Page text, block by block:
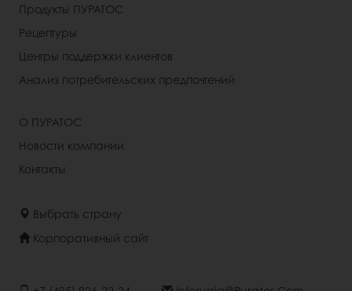
Продукты ПУРАТОС
Рецептуры
Центры поддержки клиентов
Анализ потребительских предпочтений
О ПУРАТОС
Новости компании
Контакты
Выбрать страну
Корпоративный сайт